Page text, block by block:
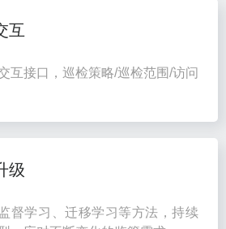
互
互接口，巡检策略/巡检范围/访问
级
督学习、迁移学习等方法，持续